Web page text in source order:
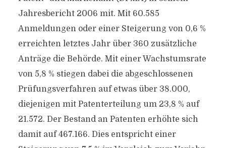
Jahresbericht 2006 mit. Mit 60.585
Anmeldungen oder einer Steigerung von 0,6 %
erreichten letztes Jahr über 360 zusätzliche
Anträge die Behörde. Mit einer Wachstumsrate
von 5,8 % stiegen dabei die abgeschlossenen
Prüfungsverfahren auf etwas über 38.000,
diejenigen mit Patenterteilung um 23,8 % auf
21.572. Der Bestand an Patenten erhöhte sich
damit auf 467.166. Dies entspricht einer